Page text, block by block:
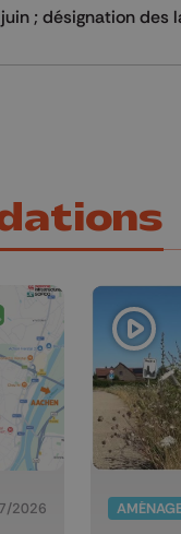
; désignation des
2026